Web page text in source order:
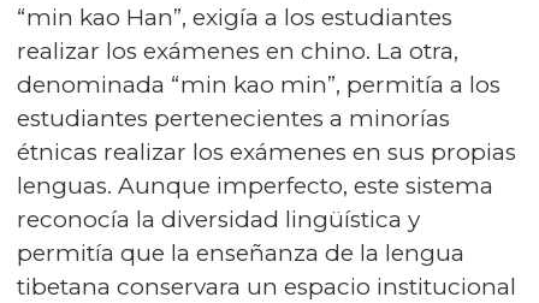
“min kao Han”, exigía a los estudiantes
realizar los exámenes en chino. La otra,
denominada “min kao min”, permitía a los
estudiantes pertenecientes a minorías
étnicas realizar los exámenes en sus propias
lenguas. Aunque imperfecto, este sistema
reconocía la diversidad lingüística y
permitía que la enseñanza de la lengua
tibetana conservara un espacio institucional